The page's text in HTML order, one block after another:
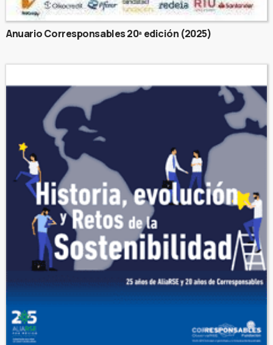
Anuario Corresponsables 20ª edición (2025)